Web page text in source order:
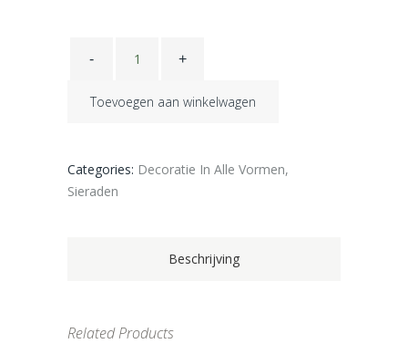
Toevoegen aan winkelwagen
Categories: Decoratie In Alle Vormen,
Sieraden
Beschrijving
Related Products